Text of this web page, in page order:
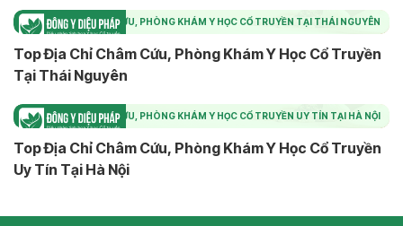
TOP ĐỊA CHỈ CHÂM CỨU, PHÒNG KHÁM Y HỌC CỔ TRUYỀN TẠI THÁI NGUYÊN
Top Địa Chỉ Châm Cứu, Phòng Khám Y Học Cổ Truyền
Tại Thái Nguyên
TOP ĐỊA CHỈ CHÂM CỨU, PHÒNG KHÁM Y HỌC CỔ TRUYỀN UY TÍN TẠI HÀ NỘI
Top Địa Chỉ Châm Cứu, Phòng Khám Y Học Cổ Truyền
Uy Tín Tại Hà Nội